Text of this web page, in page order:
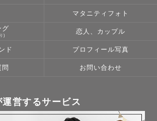
マタニティフォト
グ
)
恋人、カップル
ド プロフィール写真
お問い合わせ
営するサービス